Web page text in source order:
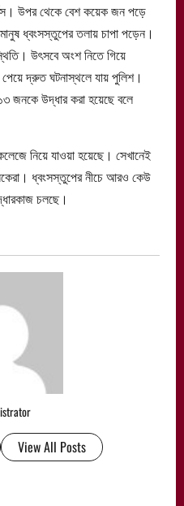
উপর থেকে বেশ কয়েক জন পড়ে
ধ্বংসস্তুপের তলায় চাপা পড়েন।
উৎসবে অংশ নিতে গিয়ে
দ্রুত ঘটনাস্থলে যায় পুলিশ।
জনকে উদ্ধার করা হয়েছে বলে
নিয়ে যাওয়া হয়েছে। সেখানেই
ধ্বংসস্তুপের নীচে আরও কেউ
চলছে।
View All Posts